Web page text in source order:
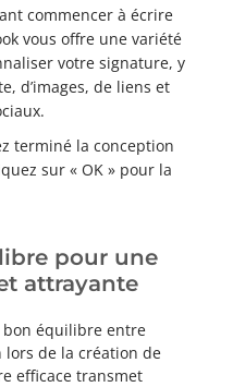
commencer à écrire
vous offre une variété
votre signature, y
d’images, de liens et
terminé la conception
sur « OK » pour la
pour une
attrayante
équilibre entre
lors de la création de
efficace transmet